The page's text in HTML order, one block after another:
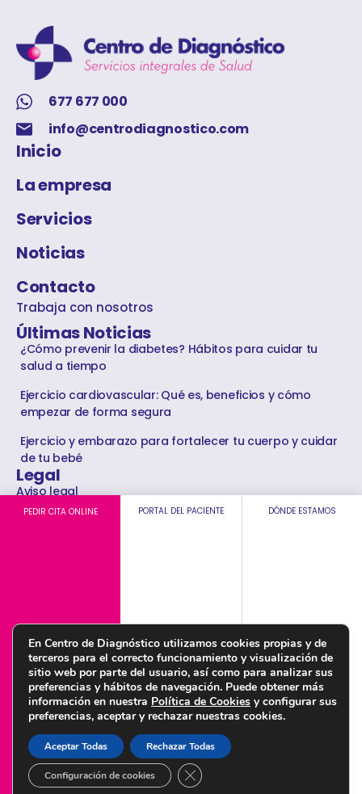
677 677 000
info@centrodiagnostico.com
Inicio
La empresa
Servicios
Noticias
Contacto
Trabaja con nosotros
Últimas Noticias
¿Cómo prevenir la diabetes? Hábitos para cuidar tu
salud a tiempo
Ejercicio cardiovascular: Qué es, beneficios y cómo
empezar de forma segura
Ejercicio y embarazo para fortalecer tu cuerpo y cuidar
de tu bebé
Legal
Aviso legal
Condiciones de uso web
Política de seguridad de la información
© Copyright 2022 Centro de Diagnóstico Granada – Diseñado por
PEDIR CITA ONLINE PORTAL DEL PACIENTE DÓNDE ESTAMOS
En Centro de Diagnóstico utilizamos cookies propias y de
terceros para el correcto funcionamiento y visualización de
sitio web por parte del usuario, así como para analizar sus
preferencias y hábitos de navegación. Puede obtener más
información en nuestra Política de Cookies y configurar sus
preferencias, aceptar y rechazar nuestras cookies.
Aceptar Todas Rechazar Todas
Configuración de cookies CERRAR EL BANNER DE